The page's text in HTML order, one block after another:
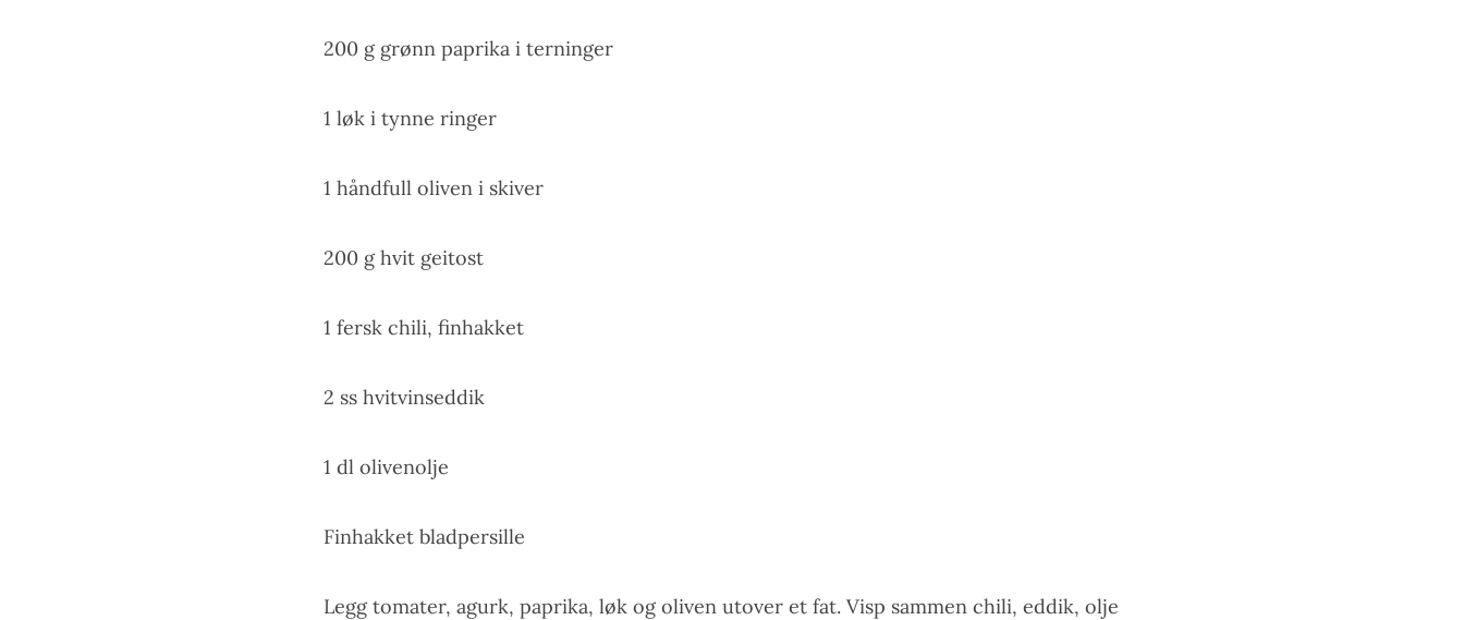
200 g grønn paprika i terninger
1 løk i tynne ringer
1 håndfull oliven i skiver
200 g hvit geitost
1 fersk chili, finhakket
2 ss hvitvinseddik
1 dl olivenolje
Finhakket bladpersille
Legg tomater, agurk, paprika, løk og oliven utover et fat. Visp sammen chili, eddik, olje